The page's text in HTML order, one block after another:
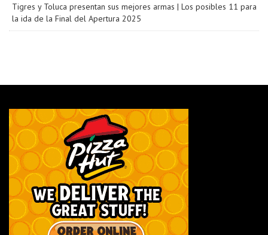
Tigres y Toluca presentan sus mejores armas | Los posibles 11 para
la ida de la Final del Apertura 2025